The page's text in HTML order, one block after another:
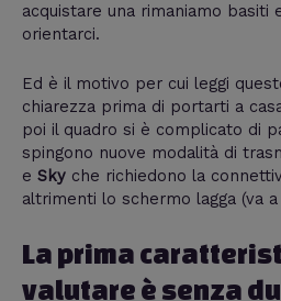
acquistare una rimaniamo basiti
orientarci.
Ed è il motivo per cui leggi
chiarezza prima di portarti a
poi il quadro si è complicato di
spingono nuove modalità di
e Sky che richiedono la
altrimenti lo schermo lagga (va
La prima
valutare è senza